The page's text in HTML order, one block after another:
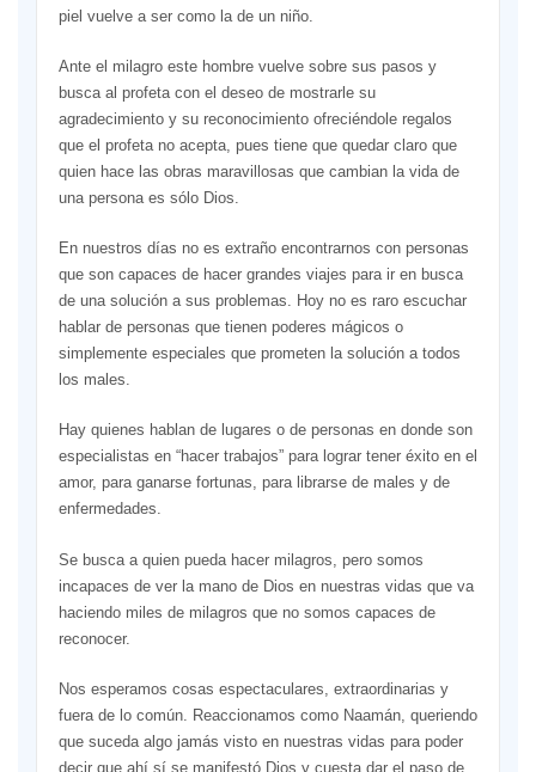
piel vuelve a ser como la de un niño.
Ante el milagro este hombre vuelve sobre sus pasos y
busca al profeta con el deseo de mostrarle su
agradecimiento y su reconocimiento ofreciéndole regalos
que el profeta no acepta, pues tiene que quedar claro que
quien hace las obras maravillosas que cambian la vida de
una persona es sólo Dios.
En nuestros días no es extraño encontrarnos con personas
que son capaces de hacer grandes viajes para ir en busca
de una solución a sus problemas. Hoy no es raro escuchar
hablar de personas que tienen poderes mágicos o
simplemente especiales que prometen la solución a todos
los males.
Hay quienes hablan de lugares o de personas en donde son
especialistas en “hacer trabajos” para lograr tener éxito en el
amor, para ganarse fortunas, para librarse de males y de
enfermedades.
Se busca a quien pueda hacer milagros, pero somos
incapaces de ver la mano de Dios en nuestras vidas que va
haciendo miles de milagros que no somos capaces de
reconocer.
Nos esperamos cosas espectaculares, extraordinarias y
fuera de lo común. Reaccionamos como Naamán, queriendo
que suceda algo jamás visto en nuestras vidas para poder
decir que ahí sí se manifestó Dios y cuesta dar el paso de